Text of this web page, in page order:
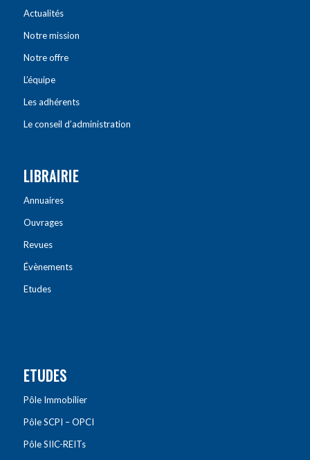
Actualités
Notre mission
Notre offre
L’équipe
Les adhérents
Le conseil d’administration
LIBRAIRIE
Annuaires
Ouvrages
Revues
Évènements
Etudes
ETUDES
Pôle Immobilier
Pôle SCPI – OPCI
Pôle SIIC-REITs